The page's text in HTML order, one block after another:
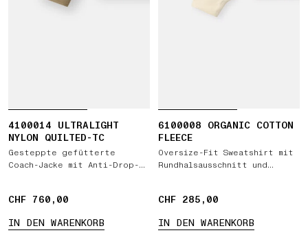
4100014 ULTRALIGHT
NYLON QUILTED-TC
Gesteppte gefütterte
Coach-Jacke mit Anti-Drop-
CHF 760,00
CHF 760,00
IN DEN WARENKORB
6100008 ORGANIC COTTON
FLEECE
Oversize-Fit Sweatshirt mit
Rundhalsausschnitt und
CHF 285,00
CHF 285,00
IN DEN WARENKORB